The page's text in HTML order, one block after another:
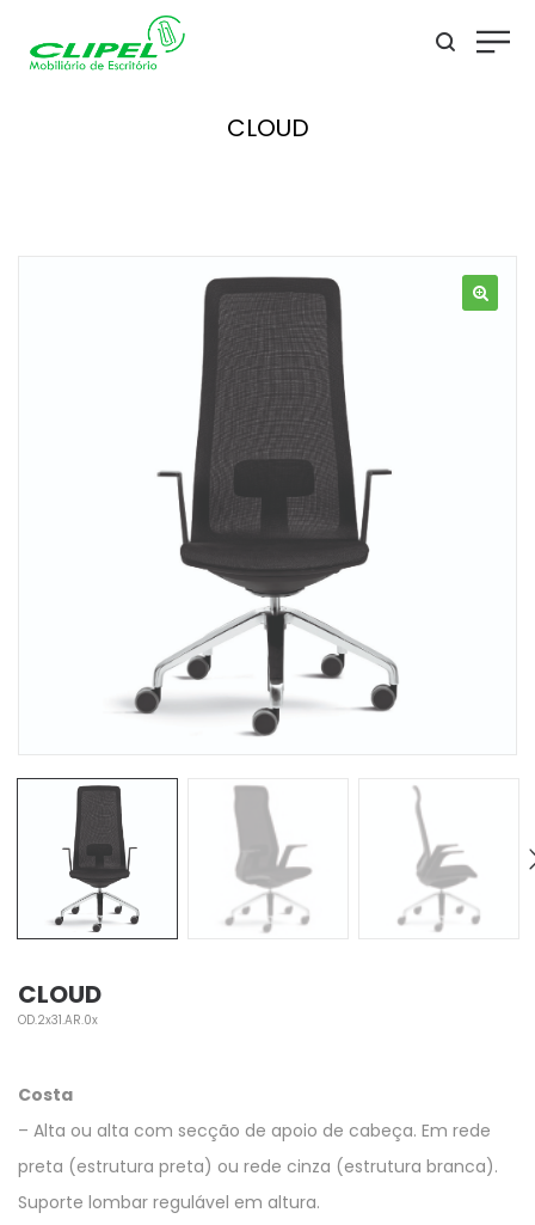
CLOUD
CLOUD
OD.2x31.AR.0x
Costa
– Alta ou alta com secção de apoio de cabeça. Em rede
preta (estrutura preta) ou rede cinza (estrutura branca).
Suporte lombar regulável em altura.